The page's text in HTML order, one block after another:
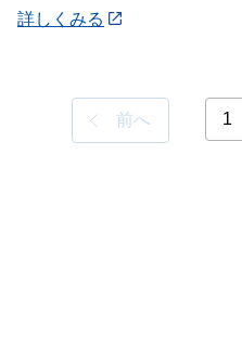
詳しくみる
前へ